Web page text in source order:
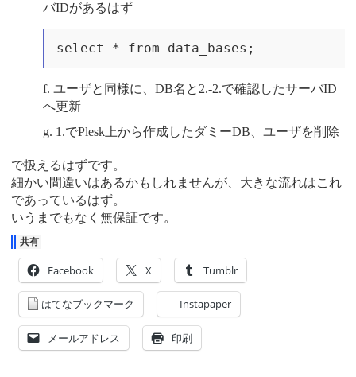
バIDがあるはず
select * from data_bases;
ユーザと同様に、DB名と2.-2.で確認したサーバID
へ更新
1.でPlesk上から作成したダミーDB、ユーザを削除
で扱えるはずです。
細かい間違いはあるかもしれませんが、大きな流れはこれ
であっているはず。
いうまでもなく無保証です。
共有
Facebook X Tumblr
はてなブックマーク Instapaper
メールアドレス 印刷